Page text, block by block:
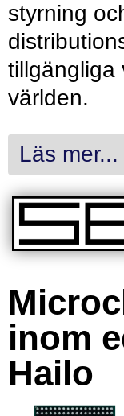
styrning
tillgängliga
världen.
Läs mer...
inom
Hailo